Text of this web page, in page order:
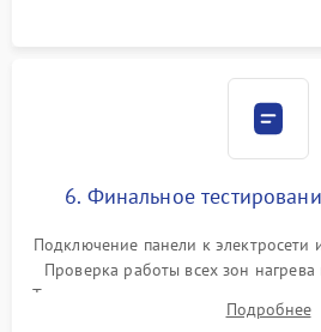
6. Финальное
Подключение панели к электросети
Проверка работы всех зон
Тестирование сенсорного
остаточного тепла и систем
Подробнее